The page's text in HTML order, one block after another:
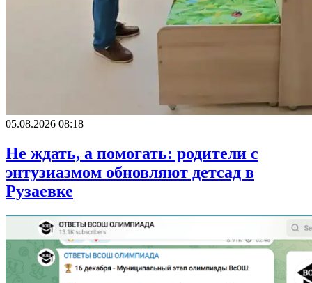
05.08.2026 08:18
Не ждать, а помогать: родители с
энтузиазмом обновляют детсад в
Рузаевке